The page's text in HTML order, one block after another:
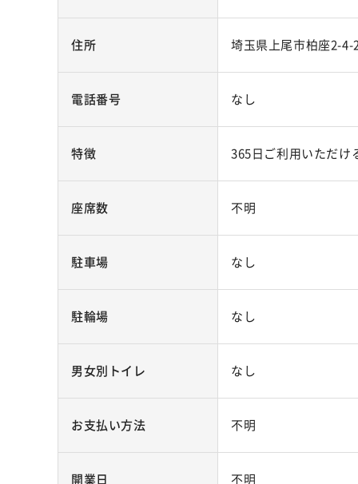
住所 埼玉県上尾市柏座2-
電話番号 なし
特徴 365日ご利用いただけ
座席数 不明
駐車場 なし
駐輪場 なし
男女別トイレ なし
お支払い方法 不明
開業日 不明